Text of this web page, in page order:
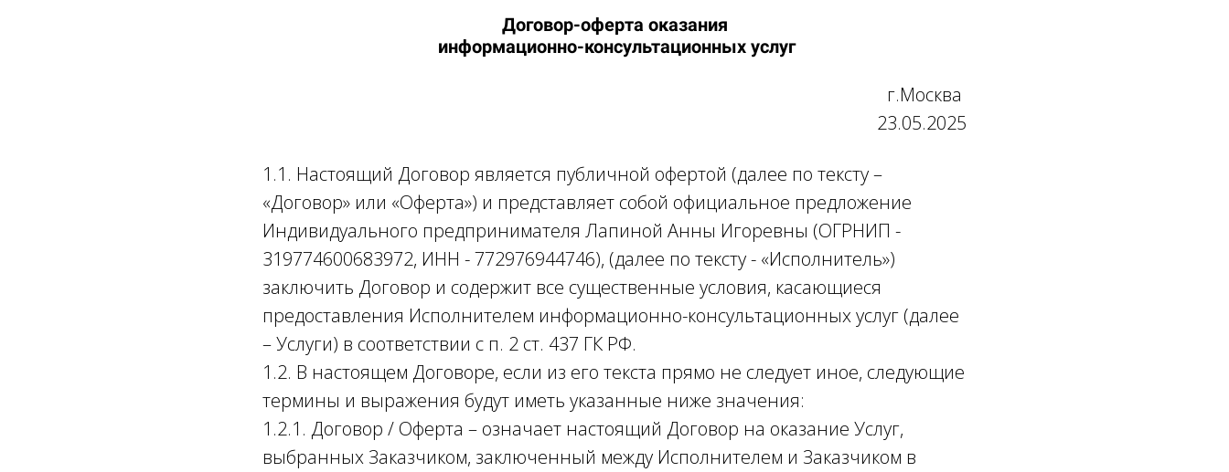
Договор-оферта оказания
информационно-консультационных услуг
г.Москва
23.05.2025
1.1. Настоящий Договор является публичной офертой (далее по тексту –
«Договор» или «Оферта») и представляет собой официальное предложение
Индивидуального предпринимателя Лапиной Анны Игоревны (ОГРНИП -
319774600683972, ИНН - 772976944746), (далее по тексту - «Исполнитель»)
заключить Договор и содержит все существенные условия, касающиеся
предоставления Исполнителем информационно-консультационных услуг (далее
– Услуги) в соответствии с п. 2 ст. 437 ГК РФ.
1.2. В настоящем Договоре, если из его текста прямо не следует иное, следующие
термины и выражения будут иметь указанные ниже значения:
1.2.1. Договор / Оферта – означает настоящий Договор на оказание Услуг,
выбранных Заказчиком, заключенный между Исполнителем и Заказчиком в